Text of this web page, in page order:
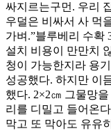
싸지르는구먼. 우리
우덜은 비싸서 사 먹
가벼.”블루베리 수확
설치 비용이 만만치
청이 가능한지라 용
성공했다. 하지만 이
했다. 2×2㎝ 그물망
리를 디밀고 들어온
막고 또 막아도 유유